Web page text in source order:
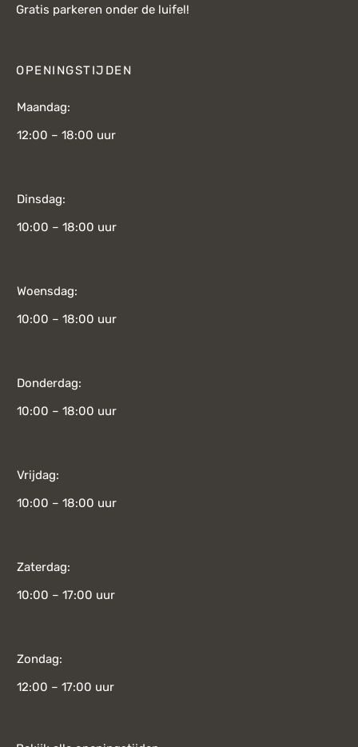
Gratis parkeren onder de luifel!
OPENINGSTIJDEN
Maandag:
12:00 – 18:00 uur
Dinsdag:
10:00 – 18:00 uur
Woensdag:
10:00 – 18:00 uur
Donderdag:
10:00 – 18:00 uur
Vrijdag:
10:00 – 18:00 uur
Zaterdag:
10:00 – 17:00 uur
Zondag:
12:00 – 17:00 uur